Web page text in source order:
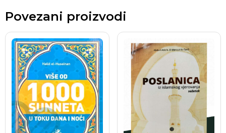
Povezani proizvodi